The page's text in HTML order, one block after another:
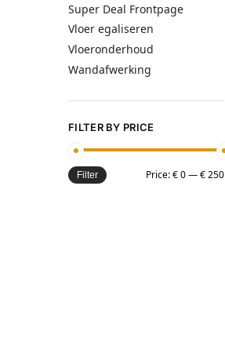
Super Deal Frontpage
Vloer egaliseren
Vloeronderhoud
Wandafwerking
FILTER BY PRICE
Filter Price:€ 0—€ 250